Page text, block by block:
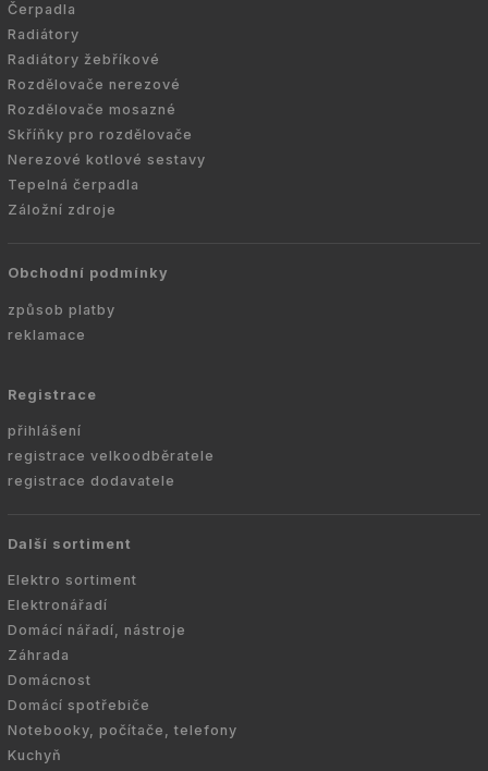
Čerpadla
Radiátory
Radiátory žebříkové
Rozdělovače nerezové
Rozdělovače mosazné
Skříňky pro rozdělovače
Nerezové kotlové sestavy
Tepelná čerpadla
Záložní zdroje
Obchodní podmínky
způsob platby
reklamace
Registrace
přihlášení
registrace velkoodběratele
registrace dodavatele
Další sortiment
Elektro sortiment
Elektronářadí
Domácí nářadí, nástroje
Záhrada
Domácnost
Domácí spotřebiče
Notebooky, počítače, telefony
Kuchyň